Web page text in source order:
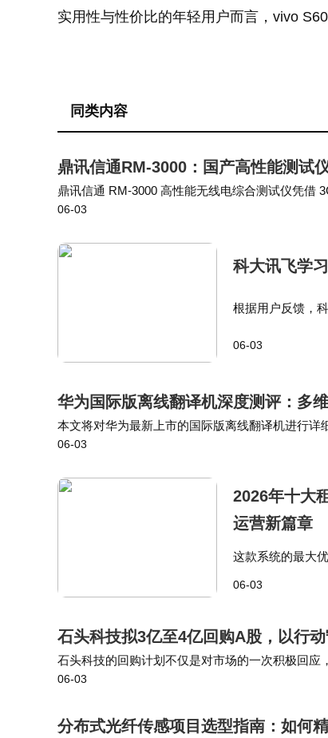
实用性与性价比的年轻用户而言，vivo
同类内容
鼎讯信通RM-3000：国产高性能测试
鼎讯信通 RM-3000 高性能无线电综合测试仪凭借
无线信号覆盖检测、设备调试、通信保障的专业装
06-03
科大讯飞学
根据用户反馈，
让学习与娱乐完
06-03
华为国际版离线翻译机深度测评：多
本文将对华为最新上市的国际版离线翻译机进行
比，帮助你找到最适合自己的翻译工具。相比之
06-03
2026年十大
运营新篇章
这款系统的最大
06-03
石头科技拟3亿至4亿回购A股，以行
石头科技的回购计划不仅是对市场的一次积极回
科技能够更好地维护股东的利益，提升公司在市
06-03
分布式光纤传感项目选型指南：如何